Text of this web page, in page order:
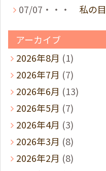
07/07・・・
私の
アーカイブ
2026年8月 (1)
2026年7月 (7)
2026年6月 (13)
2026年5月 (7)
2026年4月 (3)
2026年3月 (8)
2026年2月 (8)